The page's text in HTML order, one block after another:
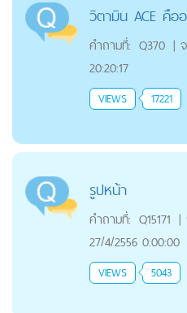
วิตามิน ACE คืออ
คำถามที่: Q370 |
20:20:17
VIEWS 17221
รูปหน้า
คำถามที่: Q15171 |
27/4/2556 0:00:00
VIEWS 5043